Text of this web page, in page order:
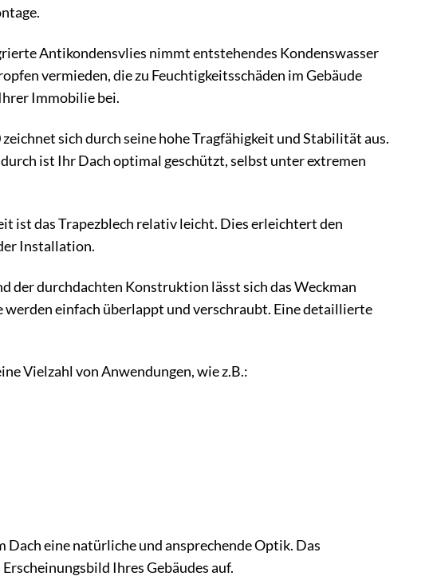
Antikondensvlies nimmt entstehendes Kondenswasser
vermieden, die zu Feuchtigkeitsschäden im Gebäude
Immobilie bei.
sich durch seine hohe Tragfähigkeit und Stabilität aus.
ist Ihr Dach optimal geschützt, selbst unter extremen
ist das Trapezblech relativ leicht. Dies erleichtert den
Installation.
der durchdachten Konstruktion lässt sich das Weckman
einfach überlappt und verschraubt. Eine detaillierte
Vielzahl von Anwendungen, wie z.B.:
eine natürliche und ansprechende Optik. Das
Ihres Gebäudes auf.